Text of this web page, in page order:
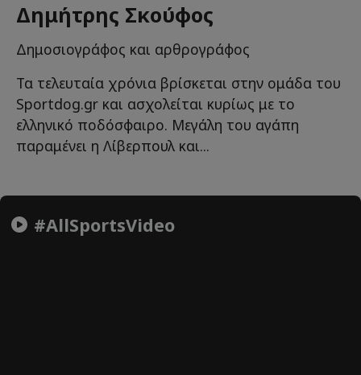
Δημήτρης Σκούφος
Δημοσιογράφος και αρθρογράφος
Τα τελευταία χρόνια βρίσκεται στην ομάδα του
Sportdog.gr και ασχολείται κυρίως με το
ελληνικό ποδόσφαιρο. Μεγάλη του αγάπη
παραμένει η Λίβερπουλ και...
#AllSportsVideo